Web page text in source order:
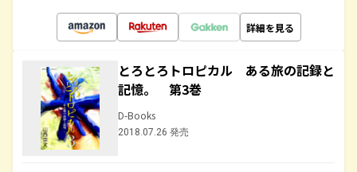
詳細を見る
とろとろトロピカル ある旅の記録と
記憶。 第3巻
D-Books
2018.07.26 発売